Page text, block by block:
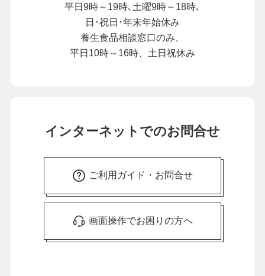
平日9時～19時､土曜9時～18時､
日･祝日･年末年始休み
養生食品相談窓口のみ、
平日10時～16時、土日祝休み
インターネットでのお問合せ
ご利用ガイド・お問合せ
画面操作でお困りの方へ